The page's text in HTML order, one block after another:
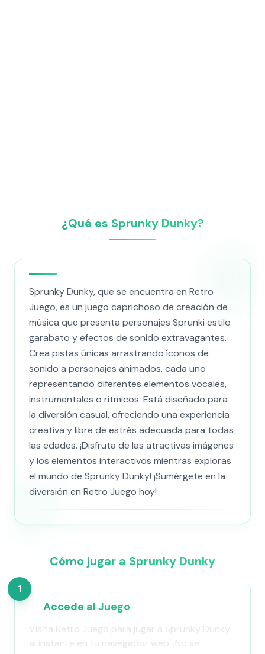
¿Qué es Sprunky Dunky?
Sprunky Dunky, que se encuentra en Retro
Juego, es un juego caprichoso de creación de
música que presenta personajes Sprunki estilo
garabato y efectos de sonido extravagantes.
Crea pistas únicas arrastrando íconos de
sonido a personajes animados, cada uno
representando diferentes elementos vocales,
instrumentales o rítmicos. Está diseñado para
la diversión casual, ofreciendo una experiencia
creativa y libre de estrés adecuada para todas
las edades. ¡Disfruta de las atractivas imágenes
y los elementos interactivos mientras exploras
el mundo de Sprunky Dunky! ¡Sumérgete en la
diversión en Retro Juego hoy!
Cómo jugar a Sprunky Dunky
1
Accede al Juego
Visita Retro Juego para jugar a Sprunky Dunky
al instante en tu navegador web. ¡No se